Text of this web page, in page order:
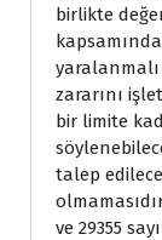
birlikte
zararını
bir limite
talep
ve 29355